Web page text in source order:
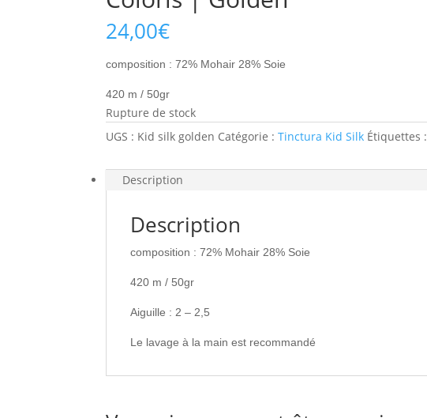
24,00€
composition : 72% Mohair 28% Soie
420 m / 50gr
Rupture de stock
UGS : Kid silk golden Catégorie :Tinctura Kid Silk Étiquettes :
Description
Description
composition : 72% Mohair 28% Soie
420 m / 50gr
Aiguille : 2 – 2,5
Le lavage à la main est recommandé